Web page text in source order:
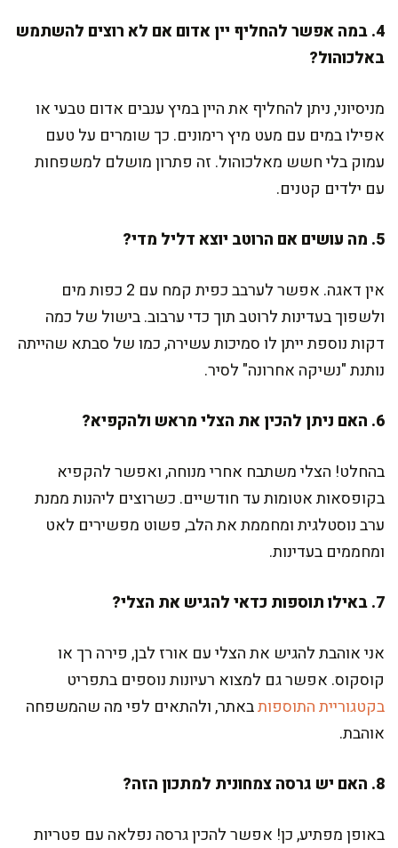
4. במה אפשר להחליף יין אדום אם לא רוצים להשתמש
באלכוהול?
מניסיוני, ניתן להחליף את היין במיץ ענבים אדום טבעי או
אפילו במים עם מעט מיץ רימונים. כך שומרים על טעם
עמוק בלי חשש מאלכוהול. זה פתרון מושלם למשפחות
עם ילדים קטנים.
5. מה עושים אם הרוטב יוצא דליל מדי?
אין דאגה. אפשר לערבב כפית קמח עם 2 כפות מים
ולשפוך בעדינות לרוטב תוך כדי ערבוב. בישול של כמה
דקות נוספת ייתן לו סמיכות עשירה, כמו של סבתא שהייתה
נותנת "נשיקה אחרונה" לסיר.
6. האם ניתן להכין את הצלי מראש ולהקפיא?
בהחלט! הצלי משתבח אחרי מנוחה, ואפשר להקפיא
בקופסאות אטומות עד חודשיים. כשרוצים ליהנות ממנת
ערב נוסטלגית ומחממת את הלב, פשוט מפשירים לאט
ומחממים בעדינות.
7. באילו תוספות כדאי להגיש את הצלי?
אני אוהבת להגיש את הצלי עם אורז לבן, פירה רך או
קוסקוס. אפשר גם למצוא רעיונות נוספים בתפריט
בקטגוריית התוספותבאתר, ולהתאים לפי מה שהמשפחה
אוהבת.
8. האם יש גרסה צמחונית למתכון הזה?
באופן מפתיע, כן! אפשר להכין גרסה נפלאה עם פטריות